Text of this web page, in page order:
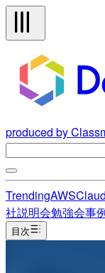
produced by
TrendingAWS
社説明会勉強会事
目次